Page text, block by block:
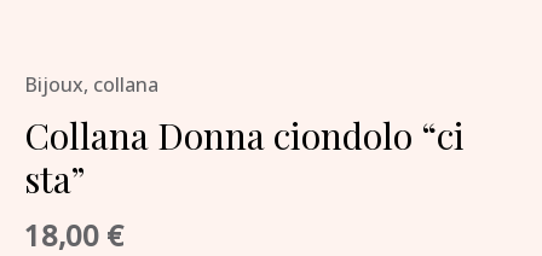
Bijoux, collana
Collana Donna ciondolo “ci
sta”
18,00 €
ciondolo
"ci
sta"
quantità